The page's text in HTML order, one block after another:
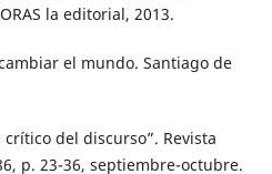
la editorial, 2013.
cambiar el mundo. Santiago de
crítico del discurso”. Revista
p. 23-36, septiembre-octubre.